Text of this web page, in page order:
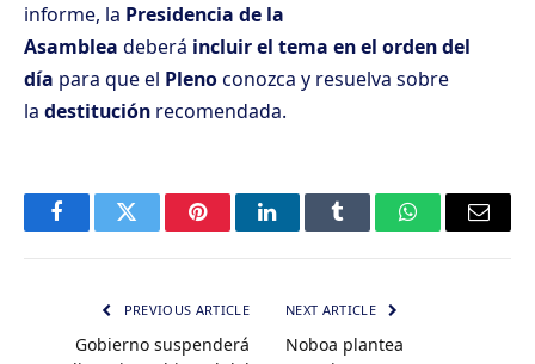
informe, la Presidencia de la
Asamblea deberá incluir el tema en el orden del
día para que el Plenoconozca y resuelva sobre
la destitución recomendada.
FacebookTwitter PinterestLinkedInTumblr WhatsAppEmail
PREVIOUS ARTICLE
Gobierno suspenderá
NEXT ARTICLE
Noboa plantea